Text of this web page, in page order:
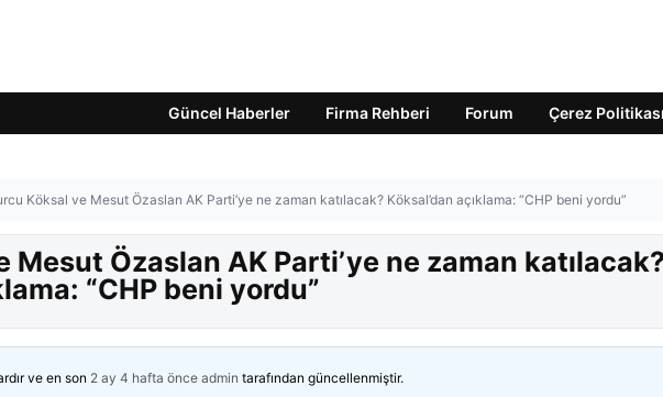
Güncel Haberler Firma Rehberi Forum Çerez Politikası
Köksal ve Mesut Özaslan AK Parti’ye ne zaman katılacak? Köksal’dan açıklama: “CHP beni yordu”
Mesut Özaslan AK Parti’ye ne zaman katılacak?
“CHP beni yordu”
ve en son 2 ay 4 hafta önce admin tarafından güncellenmiştir.